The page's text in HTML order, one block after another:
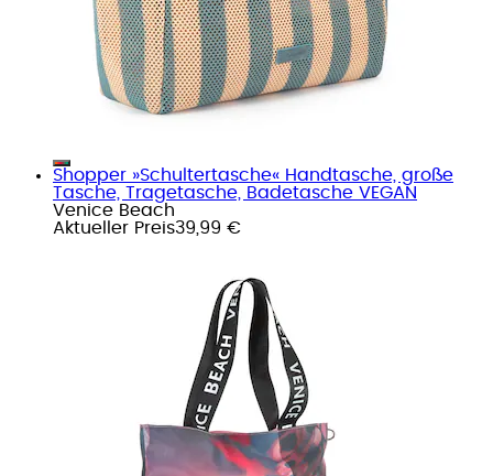
Shopper »Schultertasche« Handtasche, große
Tasche, Tragetasche, Badetasche VEGAN
Venice Beach
Aktueller Preis39,99 €